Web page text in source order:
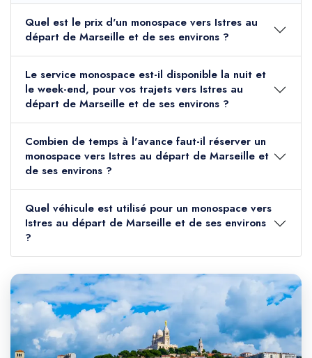
Quel est le prix d'un monospace vers Istres au
départ de Marseille et de ses environs ?
Le service monospace est-il disponible la nuit et
le week-end, pour vos trajets vers Istres au
départ de Marseille et de ses environs ?
Combien de temps à l'avance faut-il réserver un
monospace vers Istres au départ de Marseille et
de ses environs ?
Quel véhicule est utilisé pour un monospace vers
Istres au départ de Marseille et de ses environs
?